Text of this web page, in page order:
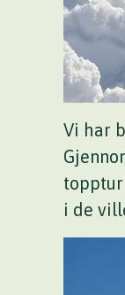
Vi har
i de